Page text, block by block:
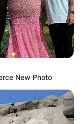
New Photo